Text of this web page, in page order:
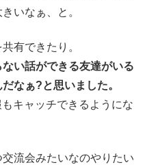
いなぁ、と。
有できたり。
い話ができる友達がいる
なぁ?と思いました。
キャッチできるようにな
流会みたいなのやりたい